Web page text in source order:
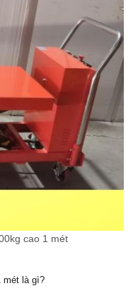
cao 1 mét
mét là gì?